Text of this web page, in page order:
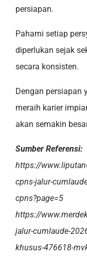
persiapan.
Pahami setiap
diperlukan sejak
secara konsisten.
Dengan persiapan
meraih karier
akan semakin
Sumber Referensi:
https://
cpns-jalur-
cpns?page=5
https://
jalur-cumlaude-
khusus-476618-